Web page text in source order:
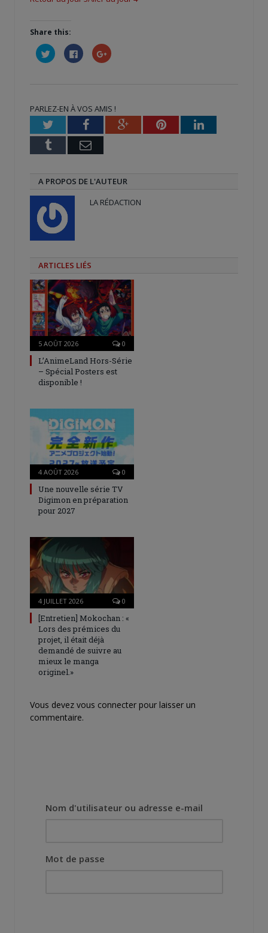
Share this:
Cliquez
pour
partager
fenêtre)
Cliquez
pour
partager
fenêtre)
Cliquez
pour
nouvelle
fenêtre)
PARLEZ-EN À VOS AMIS !
TwitterFacebookGoogle+PinterestLinkedIn
Tumblr Email
A PROPOS DE L'AUTEUR
LA RÉDACTION
ARTICLES LIÉS
5 AOÛT 2026 0
L’AnimeLand Hors-Série
– Spécial Posters est
disponible !
4 AOÛT 2026 0
Une nouvelle série TV
Digimon en préparation
pour 2027
4 JUILLET 2026 0
[Entretien] Mokochan : «
Lors des prémices du
projet, il était déjà
demandé de suivre au
mieux le manga
originel.»
Vous devez vous connecter pour laisser un
commentaire.
Nom d'utilisateur ou adresse e-mail
Mot de passe